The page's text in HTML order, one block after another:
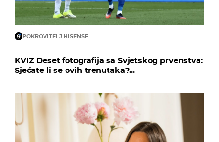
POKROVITELJ HISENSE
KVIZ Deset fotografija sa Svjetskog prvenstva:
Sjećate li se ovih trenutaka?...